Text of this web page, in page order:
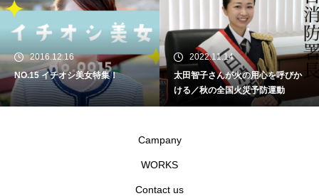
2016.12.16
NO.15 イチオシ美女特集！
2022.11.14
太田智子さんが火の用心を呼びか
ける／秋の全国火災予防運動
Campany
WORKS
Contact us